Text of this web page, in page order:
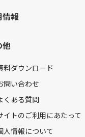
報
他
料ダウンロード
問い合わせ
くある質問
イトのご利用にあたって
人情報について